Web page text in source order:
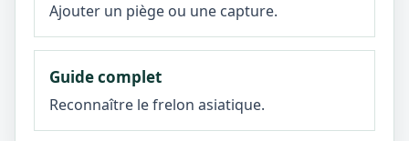
Ajouter un piège ou une capture.
Guide complet
Reconnaître le frelon asiatique.